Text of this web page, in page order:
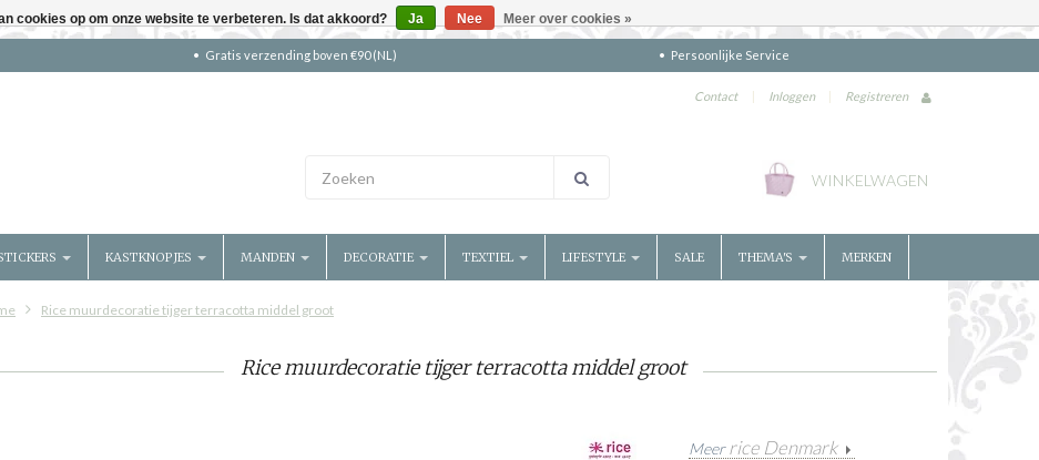
Gratis verzending boven €90 (NL) Persoonlijke Service
Contact | Inloggen | Registreren
WINKELWAGEN
KASTKNOPJES MANDEN DECORATIE TEXTIEL LIFESTYLE SALE THEMA'S MERKEN
Rice muurdecoratie tijger terracotta middel groot
Rice muurdecoratie tijger terracotta middel groot
Meerrice Denmark
cookies op om onze website te verbeteren. Is dat akkoord? Ja Nee Meer over cookies »